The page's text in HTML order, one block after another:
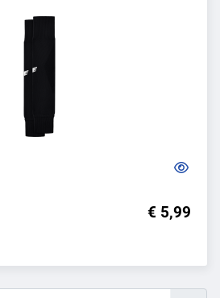
€ 5,99